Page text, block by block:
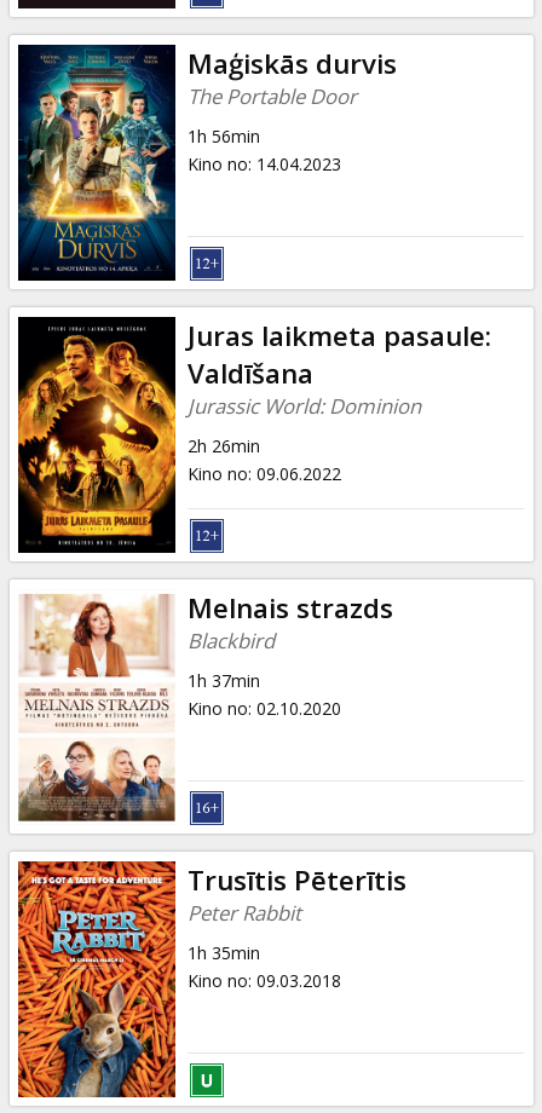
B2B
Kino
Klubs
Maģiskās durvis
The Portable Door
1h 56min
Kino no: 14.04.2023
Juras laikmeta pasaule:
Valdīšana
Jurassic World: Dominion
2h 26min
Kino no: 09.06.2022
Melnais strazds
Blackbird
1h 37min
Kino no: 02.10.2020
Trusītis Pēterītis
Peter Rabbit
1h 35min
Kino no: 09.03.2018